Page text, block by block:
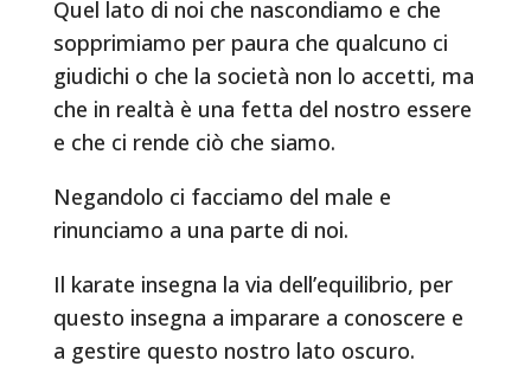
Quel lato di noi che nascondiamo e che
sopprimiamo per paura che qualcuno ci
giudichi o che la società non lo accetti, ma
che in realtà è una fetta del nostro essere
e che ci rende ciò che siamo.
Negandolo ci facciamo del male e
rinunciamo a una parte di noi.
Il karate insegna la via dell’equilibrio, per
questo insegna a imparare a conoscere e
a gestire questo nostro lato oscuro.